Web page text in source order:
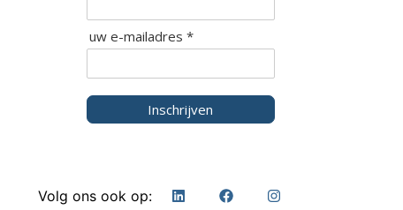
uw e-mailadres *
Inschrijven
Volg ons ook op: